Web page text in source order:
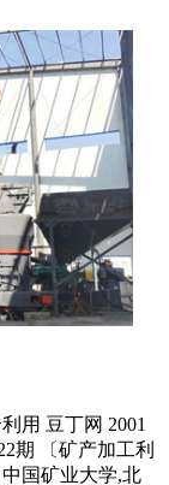
用 豆丁网 2001
期 〔矿产加工利
国矿业大学,北